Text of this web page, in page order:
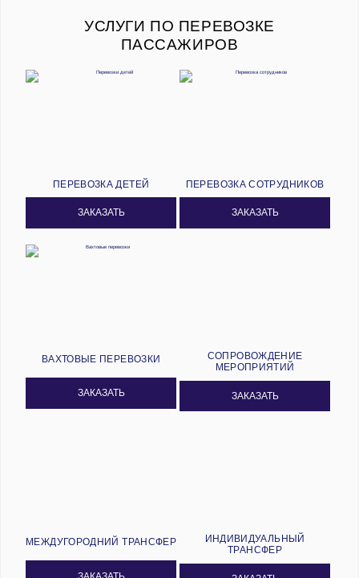
УСЛУГИ ПО ПЕРЕВОЗКЕ
ПАССАЖИРОВ
ПЕРЕВОЗКА ДЕТЕЙ
ЗАКАЗАТЬ
ПЕРЕВОЗКА СОТРУДНИКОВ
ЗАКАЗАТЬ
ВАХТОВЫЕ ПЕРЕВОЗКИ
ЗАКАЗАТЬ
СОПРОВОЖДЕНИЕ
МЕРОПРИЯТИЙ
ЗАКАЗАТЬ
МЕЖДУГОРОДНИЙ ТРАНСФЕР
ИНДИВИДУАЛЬНЫЙ
ТРАНСФЕР